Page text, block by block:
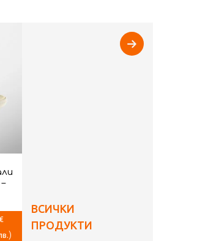
)
ВСИЧКИ
ПРОДУКТИ